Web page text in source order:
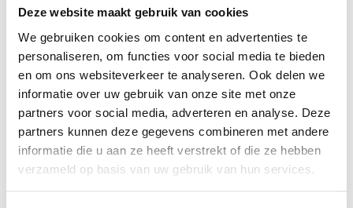
Deze website maakt gebruik van cookies
We gebruiken cookies om content en advertenties te
personaliseren, om functies voor social media te bieden
en om ons websiteverkeer te analyseren. Ook delen we
informatie over uw gebruik van onze site met onze
partners voor social media, adverteren en analyse. Deze
partners kunnen deze gegevens combineren met andere
informatie die u aan ze heeft verstrekt of die ze hebben
verzameld op basis van uw gebruik van hun services.
Lovers and Hunters - Restaurant
Geestmerambacht
Lovers & Hunters verwelkomt je met eerlijke
smaken en gastvrijheid, biologische gezonde
creaties en een magisch wisselend uitzicht
over het meer, om één met de natuur te
genieten en nieuwe herinneringen te
Lees verder